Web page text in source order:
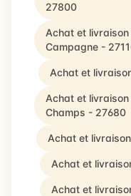
27800
Achat et
Campagne -
Achat et
Achat et
Champs - 27680
Achat et
Achat et
Achat et